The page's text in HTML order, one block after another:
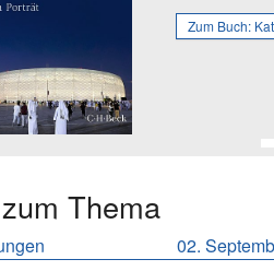
Zum Buch:
Thema
02.